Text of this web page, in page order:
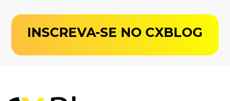
INSCREVA-SE NO CXBLOG